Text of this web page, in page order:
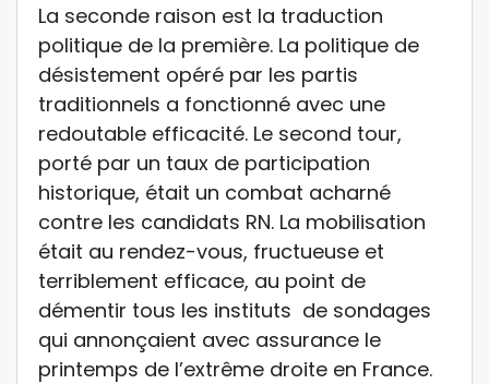
La seconde raison est la traduction
politique de la première. La politique de
désistement opéré par les partis
traditionnels a fonctionné avec une
redoutable efficacité. Le second tour,
porté par un taux de participation
historique, était un combat acharné
contre les candidats RN. La mobilisation
était au rendez-vous, fructueuse et
terriblement efficace, au point de
démentir tous les instituts de sondages
qui annonçaient avec assurance le
printemps de l’extrême droite en France.